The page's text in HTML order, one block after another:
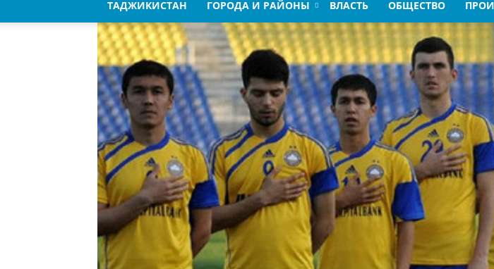
ТАДЖИКИСТАН ГОРОДА И РАЙОНЫ ВЛАСТЬ ОБЩЕСТВО